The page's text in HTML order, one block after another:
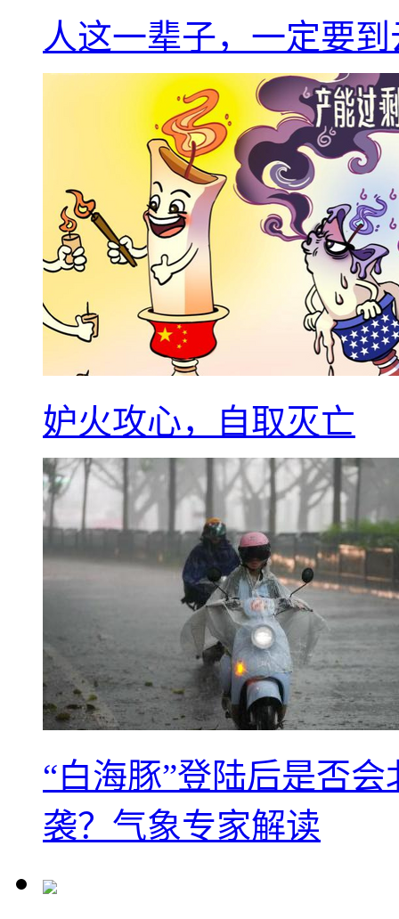
人这一辈子，一定要
妒火攻心，自取灭亡
“白海豚”登陆后是否
袭？气象专家解读